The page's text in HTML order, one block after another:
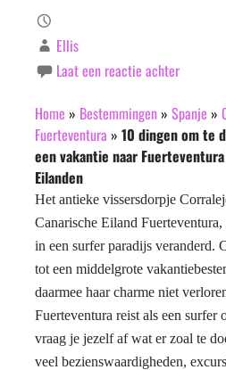
Ellis
Laat een reactie achter
Home » Bestemmingen » Spanje »
Fuerteventura » 10 dingen om te
een vakantie naar
Eilanden
Het antieke vissersdorpje
Canarische Eiland
in een surfer paradijs veranderd.
tot een middelgrote
daarmee haar charme niet
Fuerteventura reist als een surfer
vraag je jezelf af wat er zoal te
veel bezienswaardigheden,